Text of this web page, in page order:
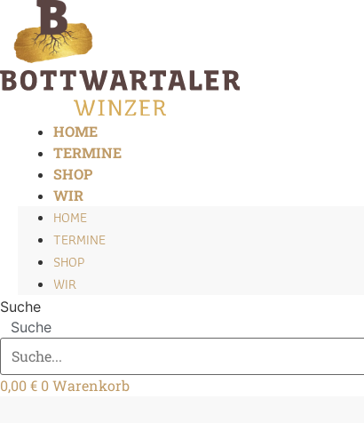
Inhalt
springen
HOME
TERMINE
SHOP
WIR
HOME
TERMINE
SHOP
WIR
Suche
Suche
0,00€ 0Warenkorb